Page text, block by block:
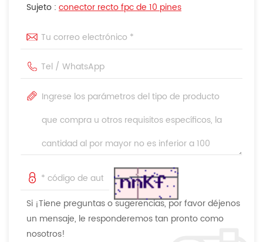
Sujeto : conector recto fpc de 10 pines
Si ¡Tiene preguntas o sugerencias, por favor déjenos
un mensaje, le responderemos tan pronto como
nosotros!